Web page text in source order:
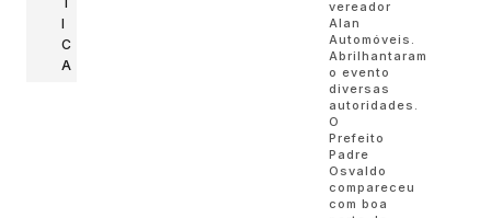
I
C
A
vereador
Alan
Automóveis.
Abrilhantaram
o evento
diversas
autoridades.
O
Prefeito
Padre
Osvaldo
compareceu
com boa